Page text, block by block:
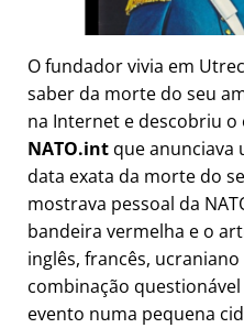
O fundador vivia em
saber da morte do seu
na Internet e descobriu
NATO.int que anunciava
data exata da morte do
mostrava pessoal da
bandeira vermelha e o
inglês, francês,
combinação
evento numa pequena